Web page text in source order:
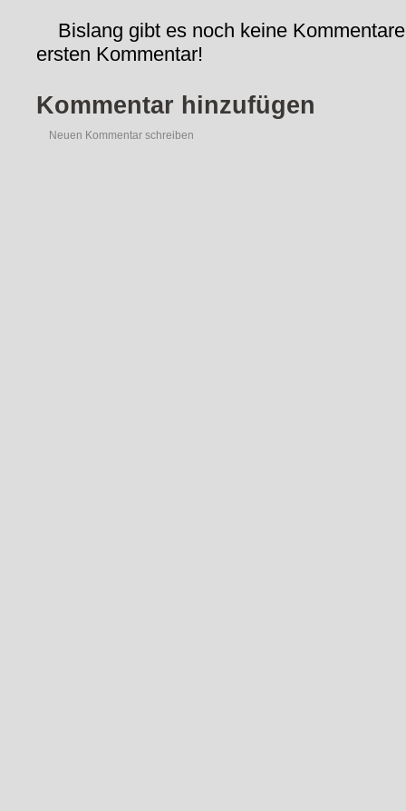
Bislang gibt es noch keine
ersten Kommentar!
Kommentar hinzufügen
Neuen Kommentar schreiben